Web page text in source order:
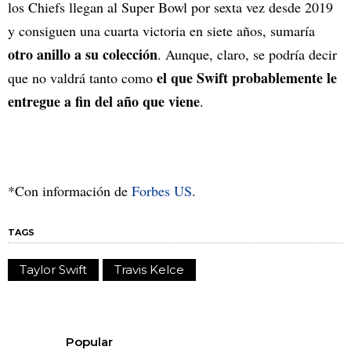
los Chiefs llegan al Super Bowl por sexta vez desde 2019
y consiguen una cuarta victoria en siete años, sumaría
otro anillo a su colección. Aunque, claro, se podría decir
que no valdrá tanto como el que Swift probablemente le
entregue a fin del año que viene.
*Con información de Forbes US.
TAGS
Taylor Swift Travis Kelce
Popular